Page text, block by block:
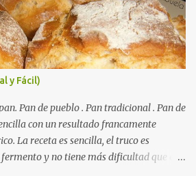
y Fácil)
Pan de pueblo . Pan tradicional . Pan de
con un resultado francamente
La receta es sencilla, el truco es
y no tiene más dificultad que esa